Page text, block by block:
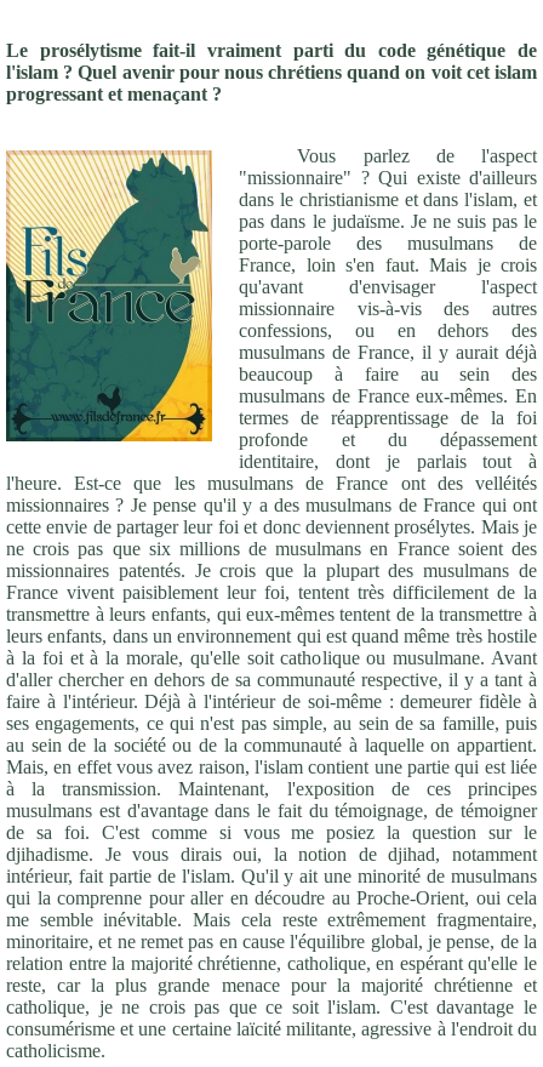
Le prosélytisme fait-il vraiment parti du code génétique de
l'islam ? Quel avenir pour nous chrétiens quand on voit cet islam
progressant et menaçant ?
Vous parlez de l'aspect
"missionnaire" ? Qui existe d'ailleurs
dans le christianisme et dans l'islam, et
pas dans le judaïsme. Je ne suis pas le
porte-parole des musulmans de
France, loin s'en faut. Mais je crois
qu'avant d'envisager l'aspect
missionnaire vis-à-vis des autres
confessions, ou en dehors des
musulmans de France, il y aurait déjà
beaucoup à faire au sein des
musulmans de France eux-mêmes. En
termes de réapprentissage de la foi
profonde et du dépassement
identitaire, dont je parlais tout à
l'heure. Est-ce que les musulmans de France ont des velléités
missionnaires ? Je pense qu'il y a des musulmans de France qui ont
cette envie de partager leur foi et donc deviennent prosélytes. Mais je
ne crois pas que six millions de musulmans en France soient des
missionnaires patentés. Je crois que la plupart des musulmans de
France vivent paisiblement leur foi, tentent très difficilement de la
transmettre à leurs enfants, qui eux-mêmes tentent de la transmettre à
leurs enfants, dans un environnement qui est quand même très hostile
à la foi et à la morale, qu'elle soit catholique ou musulmane. Avant
d'aller chercher en dehors de sa communauté respective, il y a tant à
faire à l'intérieur. Déjà à l'intérieur de soi-même : demeurer fidèle à
ses engagements, ce qui n'est pas simple, au sein de sa famille, puis
au sein de la société ou de la communauté à laquelle on appartient.
Mais, en effet vous avez raison, l'islam contient une partie qui est liée
à la transmission. Maintenant, l'exposition de ces principes
musulmans est d'avantage dans le fait du témoignage, de témoigner
de sa foi. C'est comme si vous me posiez la question sur le
djihadisme. Je vous dirais oui, la notion de djihad, notamment
intérieur, fait partie de l'islam. Qu'il y ait une minorité de musulmans
qui la comprenne pour aller en découdre au Proche-Orient, oui cela
me semble inévitable. Mais cela reste extrêmement fragmentaire,
minoritaire, et ne remet pas en cause l'équilibre global, je pense, de la
relation entre la majorité chrétienne, catholique, en espérant qu'elle le
reste, car la plus grande menace pour la majorité chrétienne et
catholique, je ne crois pas que ce soit l'islam. C'est davantage le
consumérisme et une certaine laïcité militante, agressive à l'endroit du
catholicisme.